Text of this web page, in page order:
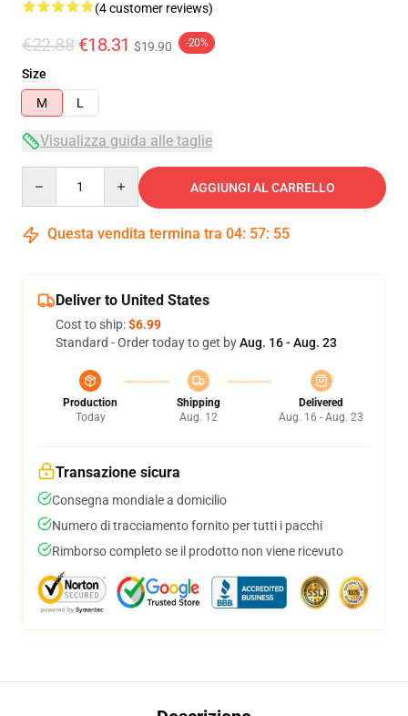
(4 customer reviews)
€22.88 €18.31 $19.90 -20%
Size
M
L
Visualizza guida alle taglie
AGGIUNGI AL CARRELLO
Questa vendita termina tra 04: 57: 54
Deliver to United States
Cost to ship:$6.99
Standard - Order today to get byAug. 16 - Aug. 23
Production
Today
Shipping
Aug. 12
Delivered
Aug. 16 - Aug. 23
Transazione sicura
Consegna mondiale a domicilio
Numero di tracciamento fornito per tutti i pacchi
Rimborso completo se il prodotto non viene ricevuto